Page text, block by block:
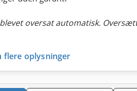
oversat automatisk.
flere oplysninger